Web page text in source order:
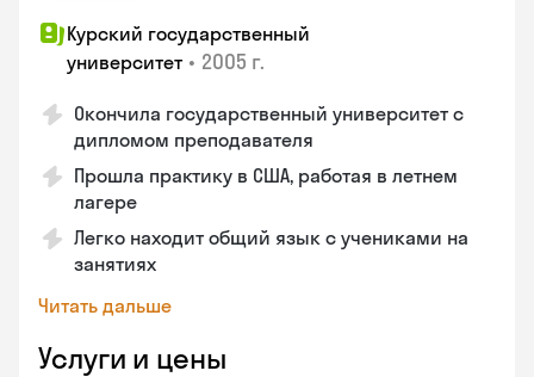
Курский государственный
университет • 2005 г.
Окончила государственный университет с
дипломом преподавателя
Прошла практику в США, работая в летнем
лагере
Легко находит общий язык с учениками на
занятиях
Читать дальше
Услуги и цены